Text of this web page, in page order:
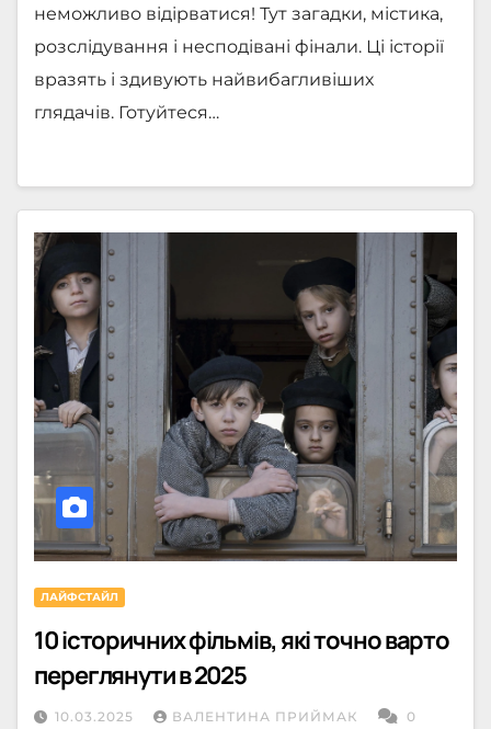
неможливо відірватися! Тут загадки, містика,
розслідування і несподівані фінали. Ці історії
вразять і здивують найвибагливіших
глядачів. Готуйтеся…
ЛАЙФСТАЙЛ
10 історичних фільмів, які точно варто
переглянути в 2025
10.03.2025 ВАЛЕНТИНА ПРИЙМАК 0